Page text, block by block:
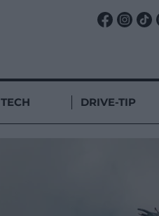
TECH DRIVE-TIP